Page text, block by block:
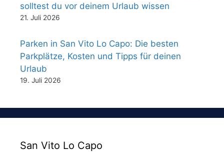
solltest du vor deinem Urlaub wissen
21. Juli 2026
Parken in San Vito Lo Capo: Die besten
Parkplätze, Kosten und Tipps für deinen
Urlaub
19. Juli 2026
San Vito Lo Capo